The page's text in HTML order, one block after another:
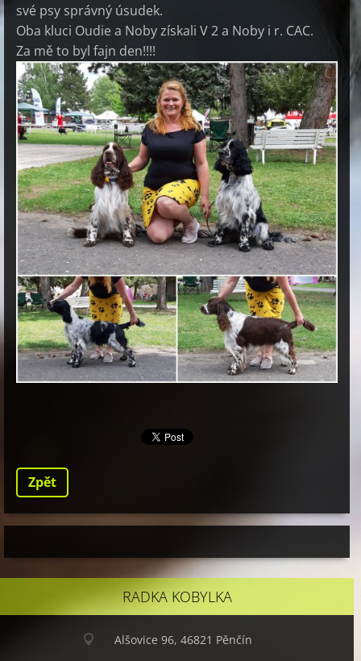
své psy správný úsudek.
Oba kluci Oudie a Noby získali V 2 a Noby i r. CAC.
Za mě to byl fajn den!!!!
Zpět
RADKA KOBYLKA
Alšovice 96, 46821 Pěnčín